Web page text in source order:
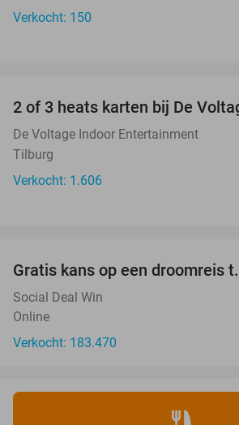
Verkocht: 150
2 of 3 heats karten bij De
De Voltage Indoor Entertainment
Tilburg
Verkocht: 1.606
Gratis kans op een droomreis
Social Deal Win
Online
Verkocht: 183.470